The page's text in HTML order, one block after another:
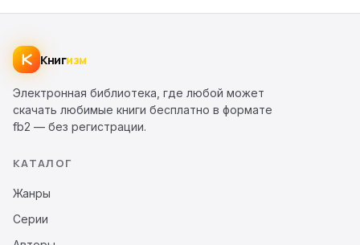
Книгизм
Электронная библиотека, где любой может
скачать любимые книги бесплатно в формате
fb2 — без регистрации.
КАТАЛОГ
Жанры
Серии